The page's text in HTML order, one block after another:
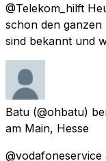
@Telekom_hilft
schon den
sind bekannt und
Batu (@ohbatu)
am Main, Hesse